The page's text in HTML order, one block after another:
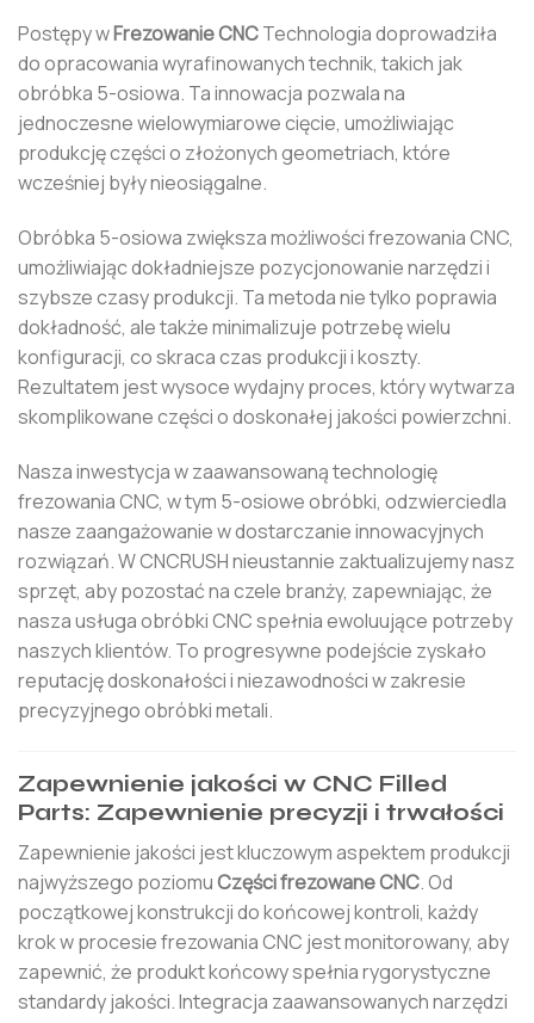
Postępy wFrezowanie CNCTechnologia doprowadziła
do opracowania wyrafinowanych technik, takich jak
obróbka 5-osiowa. Ta innowacja pozwala na
jednoczesne wielowymiarowe cięcie, umożliwiając
produkcję części o złożonych geometriach, które
wcześniej były nieosiągalne.
Obróbka 5-osiowa zwiększa możliwości frezowania CNC,
umożliwiając dokładniejsze pozycjonowanie narzędzi i
szybsze czasy produkcji. Ta metoda nie tylko poprawia
dokładność, ale także minimalizuje potrzebę wielu
konfiguracji, co skraca czas produkcji i koszty.
Rezultatem jest wysoce wydajny proces, który wytwarza
skomplikowane części o doskonałej jakości powierzchni.
Nasza inwestycja w zaawansowaną technologię
frezowania CNC, w tym 5-osiowe obróbki, odzwierciedla
nasze zaangażowanie w dostarczanie innowacyjnych
rozwiązań. W CNCRUSH nieustannie zaktualizujemy nasz
sprzęt, aby pozostać na czele branży, zapewniając, że
nasza usługa obróbki CNC spełnia ewoluujące potrzeby
naszych klientów. To progresywne podejście zyskało
reputację doskonałości i niezawodności w zakresie
precyzyjnego obróbki metali.
Zapewnienie jakości w CNC Filled
Parts: Zapewnienie precyzji i trwałości
Zapewnienie jakości jest kluczowym aspektem produkcji
najwyższego poziomuCzęści frezowane CNC. Od
początkowej konstrukcji do końcowej kontroli, każdy
krok w procesie frezowania CNC jest monitorowany, aby
zapewnić, że produkt końcowy spełnia rygorystyczne
standardy jakości. Integracja zaawansowanych narzędzi